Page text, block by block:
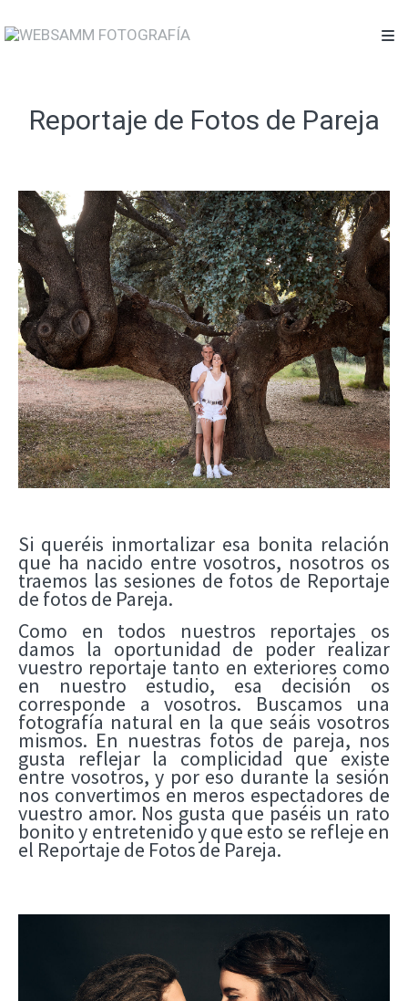
Reportaje de Fotos de Pareja
Si queréis inmortalizar esa bonita relación
que ha nacido entre vosotros, nosotros os
traemos las sesiones de fotos de Reportaje
de fotos de Pareja.
Como en todos nuestros reportajes os
damos la oportunidad de poder realizar
vuestro reportaje tanto en exteriores como
en nuestro estudio, esa decisión os
corresponde a vosotros. Buscamos una
fotografía natural en la que seáis vosotros
mismos. En nuestras fotos de pareja, nos
gusta reflejar la complicidad que existe
entre vosotros, y por eso durante la sesión
nos convertimos en meros espectadores de
vuestro amor. Nos gusta que paséis un rato
bonito y entretenido y que esto se refleje en
el Reportaje de Fotos de Pareja.